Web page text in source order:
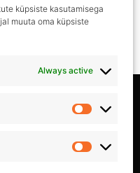
küpsiste kasutamisega
muuta oma küpsiste
Always active
Statistika
Turundus